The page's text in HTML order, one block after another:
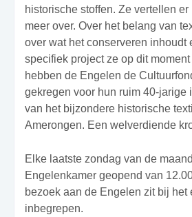
historische stoffen. Ze vertellen
meer over. Over het belang van
over wat het conserveren inhoudt
specifiek project ze op dit
hebben de Engelen de
gekregen voor hun ruim 40-jarige
van het bijzondere historische
Amerongen. Een welverdiende
Elke laatste zondag van de
Engelenkamer geopend van
bezoek aan de Engelen zit bij het
inbegrepen.